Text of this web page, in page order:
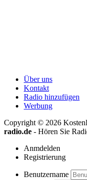
Über uns
Kontakt
Radio hinzufügen
Werbung
Copyright © 2026
radio.de - Hören Sie
Anmdelden
Registrierung
Benutzername